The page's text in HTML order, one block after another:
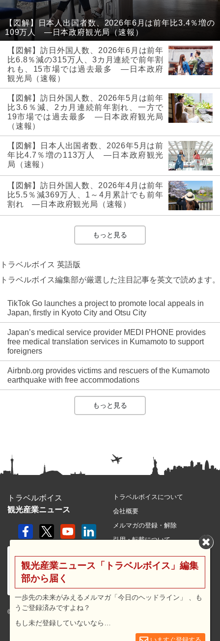
【図解】日本人出国者数、2026年6月は前年比3.4％増の
109万人 ―日本政府観光局（速報）
【図解】訪日外国人数、2026年6月は前年
比6.8％減の315万人、3カ月連続で前年割
れも、15市場では過去最多 ―日本政府
観光局（速報）
【図解】訪日外国人数、2026年5月は前年
比3.6％減、2カ月連続前年割れ、一方で
19市場では過去最多 ―日本政府観光局
（速報）
【図解】日本人出国者数、2026年5月は前
年比4.7％増の113万人 ―日本政府観光
局（速報）
【図解】訪日外国人数、2026年4月は前年
比5.5％減369万人、1～4月累計でも前年
割れ ―日本政府観光局（速報）
もっと見る
トラベルボイス 英語版
トラベルボイス編集部が厳選した注目記事を英文で読めます。
TikTok Go launches a project to promote local appeals in
Japan, firstly in Kyoto City and Otsu City
Japan’s medical service provider MEDI PHONE provides
free medical translation services in Kumamoto to support
foreigners
Airbnb.org provides victims and rescuers of the Kumamoto
earthquake with free accommodations
もっと見る
トラベルボイス
観光産業ニュース
© 2026 travel voice.
トラベルボイスについて
会社概要
メルマガの登録・解除
引用・転載について
利用規約
広告メニュー・料金
観光産業ニュース「トラベルボイス」編集
部から届く
一歩先の未来がみえるメルマガ「今日のヘッドライン」 、も
うご登録済みですよね？
もし未だ登録していないなら…